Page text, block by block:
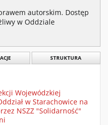
autorskim. Dostęp
w Oddziale
STRUKTURA
Wojewódzkiej
w Starachowice na
NSZZ "Solidarność"